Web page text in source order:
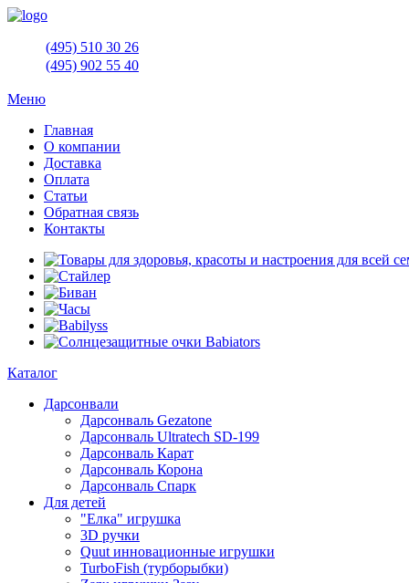
(495) 510 30 26
(495) 902 55 40
Меню
Главная
О компании
Доставка
Оплата
Статьи
Обратная связь
Контакты
Каталог
Дарсонвали
Дарсонваль Gezatone
Дарсонваль Ultratech SD-199
Дарсонваль Карат
Дарсонваль Корона
Дарсонваль Спарк
Для детей
"Елка" игрушка
3D ручки
Quut инновационные игрушки
TurboFish (турборыбки)